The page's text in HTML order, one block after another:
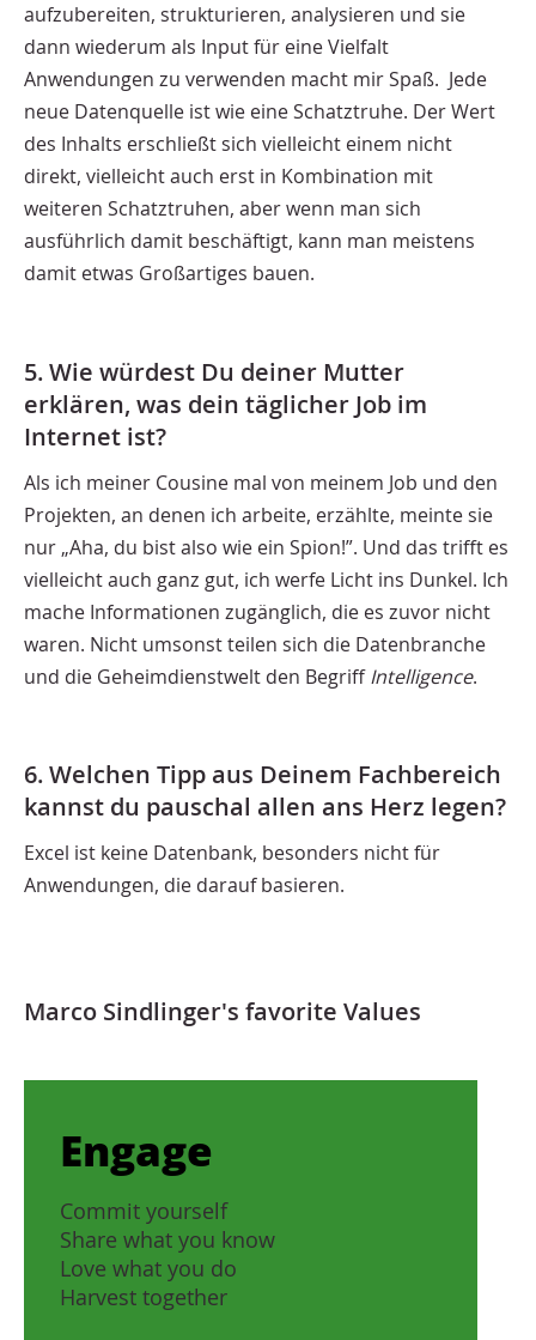
aufzubereiten, strukturieren, analysieren und sie
dann wiederum als Input für eine Vielfalt
Anwendungen zu verwenden macht mir Spaß. Jede
neue Datenquelle ist wie eine Schatztruhe. Der Wert
des Inhalts erschließt sich vielleicht einem nicht
direkt, vielleicht auch erst in Kombination mit
weiteren Schatztruhen, aber wenn man sich
ausführlich damit beschäftigt, kann man meistens
damit etwas Großartiges bauen.
5. Wie würdest Du deiner Mutter
erklären, was dein täglicher Job im
Internet ist?
Als ich meiner Cousine mal von meinem Job und den
Projekten, an denen ich arbeite, erzählte, meinte sie
nur „Aha, du bist also wie ein Spion!”. Und das trifft es
vielleicht auch ganz gut, ich werfe Licht ins Dunkel. Ich
mache Informationen zugänglich, die es zuvor nicht
waren. Nicht umsonst teilen sich die Datenbranche
und die Geheimdienstwelt den BegriffIntelligence.
6. Welchen Tipp aus Deinem Fachbereich
kannst du pauschal allen ans Herz legen?
Excel ist keine Datenbank, besonders nicht für
Anwendungen, die darauf basieren.
Marco Sindlinger's favorite Values
Engage
Commit yourself
Share what you know
Love what you do
Harvest together